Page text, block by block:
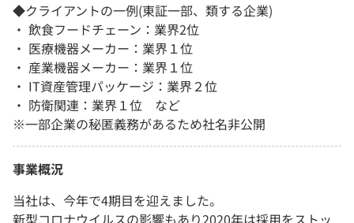
◆クライアントの一例(東証一部、類する企業)
・ 飲食フードチェーン：業界2位
・ 医療機器メーカー：業界１位
・ 産業機器メーカー：業界１位
・ IT資産管理パッケージ：業界２位
・ 防衛関連：業界１位 など
※一部企業の秘匿義務があるため社名非公開
事業概況
当社は、今年で4期目を迎えました。
新型コロナウイルスの影響もあり2020年は採用をストッ